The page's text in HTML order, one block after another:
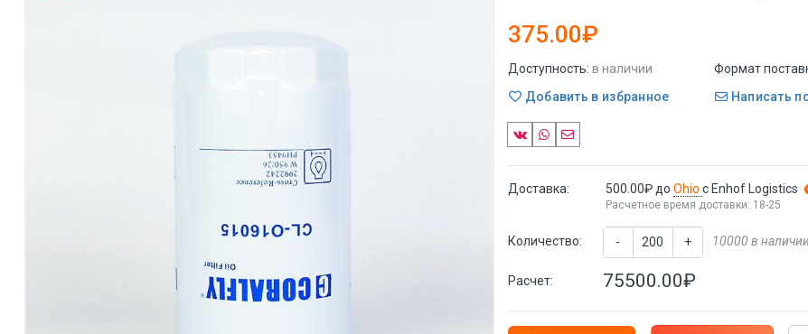
375.00₽
Доступность: в наличии Формат
Добавить в избранное
Написать
Доставка: 500.00₽ доOhioс Enhof Logistics
Расчетное время доставки: 18-25
Количество: - + 10000 в
Расчет: 75500.00₽